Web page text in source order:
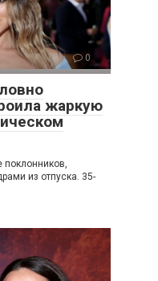
0
жаркую
из отпуска. 35-